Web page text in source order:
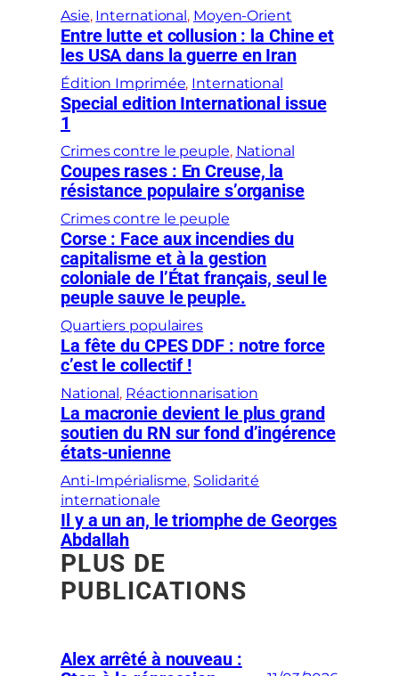
Asie, International , Moyen-Orient
Entre lutte et collusion : la Chine et
les USA dans la guerre en Iran
Édition Imprimée, International
Special edition International issue
1
Crimes contre le peuple, National
Coupes rases : En Creuse, la
résistance populaire s’organise
Crimes contre le peuple
Corse : Face aux incendies du
capitalisme et à la gestion
coloniale de l’État français, seul le
peuple sauve le peuple.
Quartiers populaires
La fête du CPES DDF : notre force
c’est le collectif !
National , Réactionnarisation
La macronie devient le plus grand
soutien du RN sur fond d’ingérence
états-unienne
Anti-Impérialisme, Solidarité
internationale
Il y a un an, le triomphe de Georges
Abdallah
PLUS DE
PUBLICATIONS
Alex arrêté à nouveau :